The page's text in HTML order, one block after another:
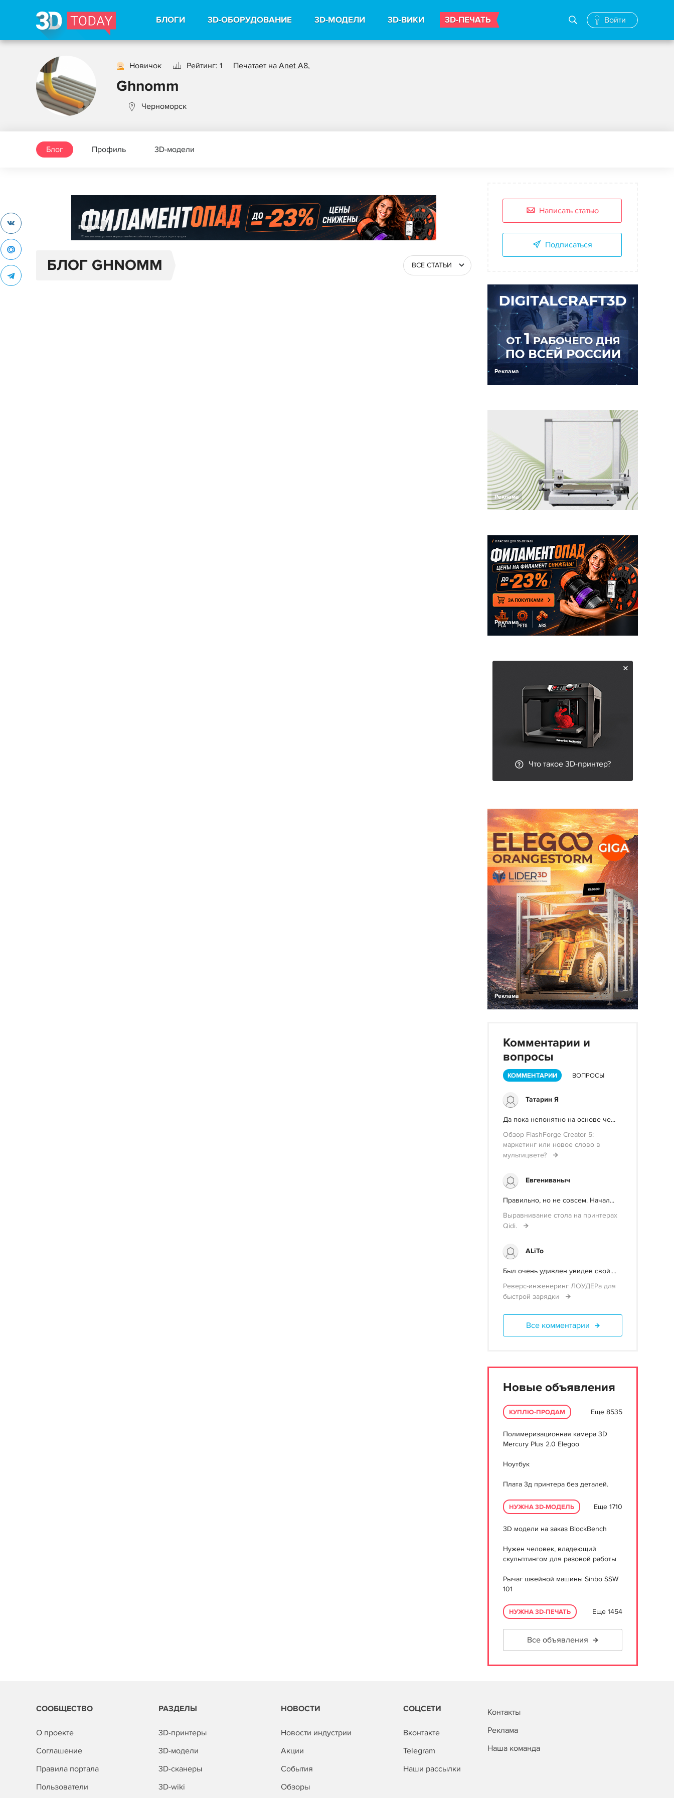
БЛОГИ 3D-ОБОРУДОВАНИЕ 3D-МОДЕЛИ 3D-ВИКИ 3D-ПЕЧАТЬ Войти
Новичок Рейтинг: 1 Печатает на Anet A8,
Ghnomm
Черноморск
Блог Профиль 3D-модели
Реклама
БЛОГ GHNOMM ВСЕ СТАТЬИ
Написать статью
Подписаться
Реклама
Реклама
Реклама
Что такое 3D-принтер?
Реклама
Комментарии и
вопросы
КОММЕНТАРИИ ВОПРОСЫ
Татарин Я
Да пока непонятно на основе че...
Обзор FlashForge Creator 5:
маркетинг или новое слово в
мультицвете?
Евгениваныч
Правильно, но не совсем. Начал...
Выравнивание стола на принтерах
Qidi.
ALiTo
Был очень удивлен увидев свой....
Реверс-инженеринг ЛОУДЕРа для
быстрой зарядки
Все комментарии
Новые объявления
КУПЛЮ-ПРОДАМ Еще 8535
Полимеризационная камера 3D
Mercury Plus 2.0 Elegoo
Ноутбук
Плата 3д принтера без деталей.
НУЖНА 3D-МОДЕЛЬ Еще 1710
3D модели на заказ BlockBench
Нужен человек, владеющий
скульптингом для разовой работы
Рычаг швейной машины Sinbo SSW
101
НУЖНА 3D-ПЕЧАТЬ Еще 1454
Все объявления
СООБЩЕСТВО
О проекте
Соглашение
Правила портала
Пользователи
РАЗДЕЛЫ
3D-принтеры
3D-модели
3D-сканеры
3D-wiki
НОВОСТИ
Новости индустрии
Акции
События
Обзоры
СОЦСЕТИ
Вконтакте
Telegram
Наши рассылки
Контакты
Реклама
Наша команда